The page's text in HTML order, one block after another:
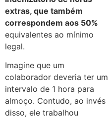
extras, que também
correspondem aos 50%
equivalentes ao mínimo
legal.
Imagine que um
colaborador deveria ter um
intervalo de 1 hora para
almoço. Contudo, ao invés
disso, ele trabalhou